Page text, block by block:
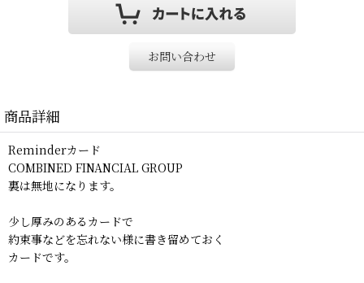
お問い合わせ
商品詳細
Reminderカード
COMBINED FINANCIAL GROUP
裏は無地になります。
少し厚みのあるカードで
約束事などを忘れない様に書き留めておく
カードです。